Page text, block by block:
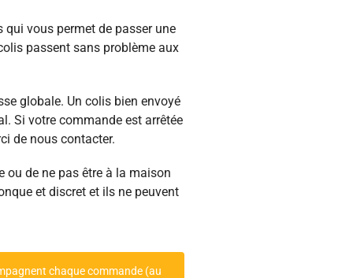
qui vous permet de passer une
passent sans problème aux
globale. Un colis bien envoyé
Si votre commande est arrêtée
de nous contacter.
ou de ne pas être à la maison
et discret et ils ne peuvent
chaque commande (au